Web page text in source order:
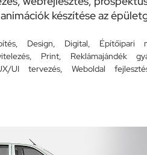
készítése az
, Design, Digital, Építőipari
, Print, Reklámajándék
UI tervezés, Weboldal